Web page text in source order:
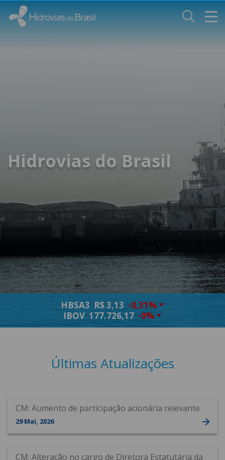
Hidrovias do Brasil
HBSA3 R$ 3,13 -0,31%
IBOV 177.726,17 -0%
Últimas Atualizações
CM: Aumento de participação acionária relevante
29 Mai, 2026
CM: Alteração no cargo de Diretora Estatutária da